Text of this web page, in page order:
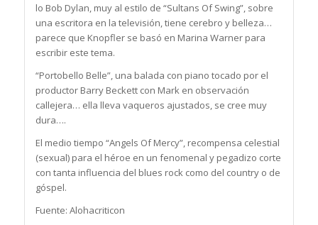
lo Bob Dylan, muy al estilo de “Sultans Of Swing”, sobre
una escritora en la televisión, tiene cerebro y belleza…
parece que Knopfler se basó en Marina Warner para
escribir este tema.
“Portobello Belle”, una balada con piano tocado por el
productor Barry Beckett con Mark en observación
callejera… ella lleva vaqueros ajustados, se cree muy
dura….
El medio tiempo “Angels Of Mercy”, recompensa celestial
(sexual) para el héroe en un fenomenal y pegadizo corte
con tanta influencia del blues rock como del country o de
góspel.
Fuente: Alohacriticon